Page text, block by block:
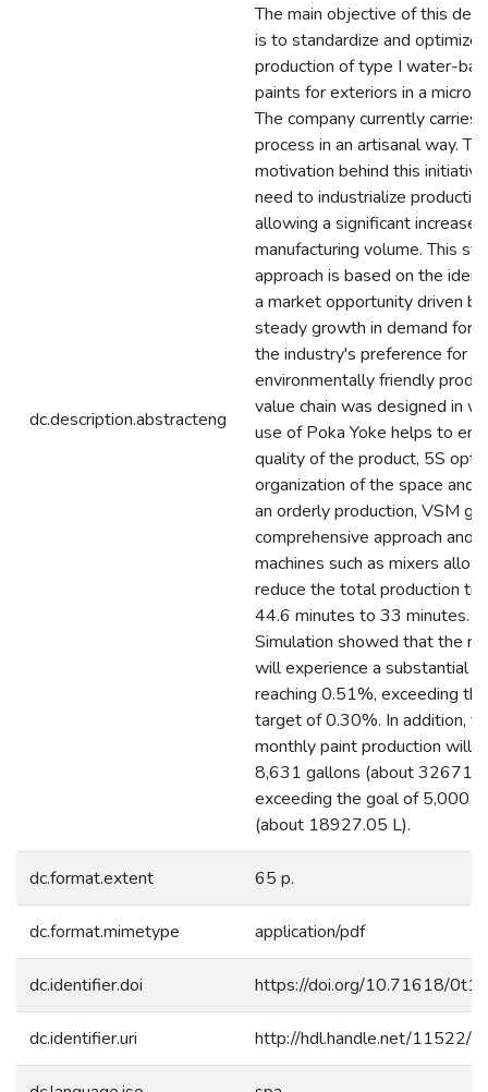
dc.description.abstracteng
The main objective of this
is to standardize and optimize
production of type I water-
paints for exteriors in a micro-
The company currently carries
process in an artisanal way.
motivation behind this
need to industrialize
allowing a significant increase
manufacturing volume. This
approach is based on the
a market opportunity driven
steady growth in demand for
the industry's preference for
environmentally friendly
value chain was designed in
use of Poka Yoke helps to
quality of the product, 5S
organization of the space and
an orderly production, VSM
comprehensive approach and
machines such as mixers
reduce the total production
44.6 minutes to 33 minutes.
Simulation showed that the
will experience a substantial
reaching 0.51%, exceeding
target of 0.30%. In addition,
monthly paint production will
8,631 gallons (about
exceeding the goal of 5,000
(about 18927.05 L).
dc.format.extent 65 p.
dc.format.mimetype application/pdf
dc.identifier.doi https://doi.org/10.71618/
dc.identifier.uri http://hdl.handle.net/11522/